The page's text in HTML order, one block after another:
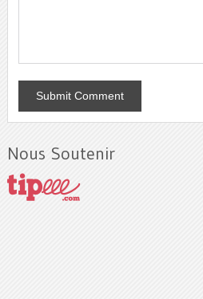
Nous Soutenir